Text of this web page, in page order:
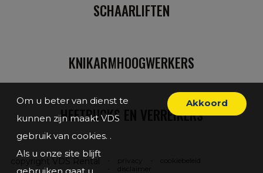
SCHAARLIFTEN
KNIKARMHOOGWERKERS
HEFTRUCKS EN VERREIKERS
copyright VDS Rental privacy
cookiebeleid
disclaimer
Om u beter van dienst te
kunnen zijn maakt VDS
gebruik van cookies. .
Als u onze site blijft
Akkoord